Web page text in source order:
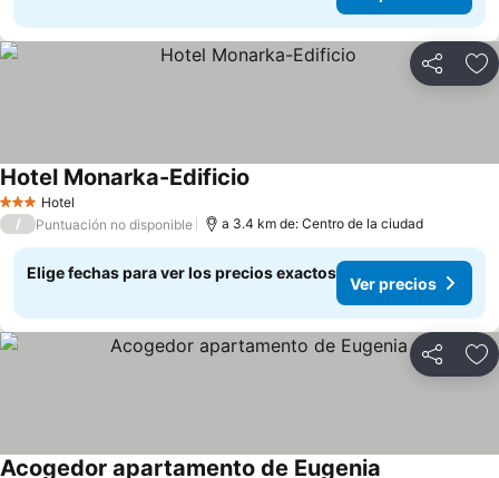
Compartir
3 Estrellas
Hotel
Hotel Monarka-Edificio
/ Puntuación no disponible a 3.4 km de: Centro de la ciudad
Elige fechas para ver los precios exactos
Ver precios
Compartir
Acogedor apartamento de Eugenia